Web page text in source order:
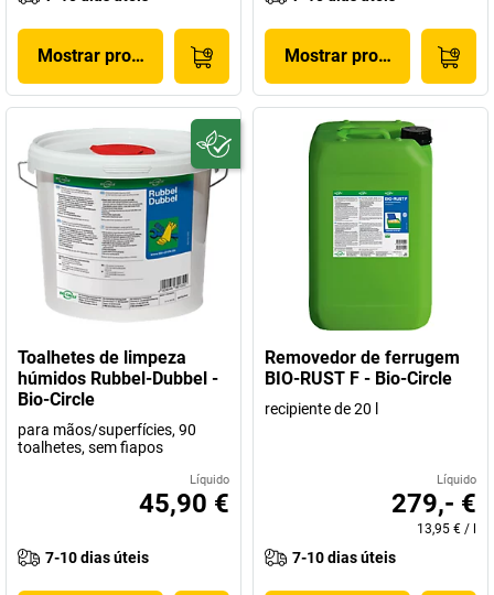
Mostrar produto Mostrar produto
Toalhetes de limpeza
húmidos Rubbel-Dubbel -
Bio-Circle
para mãos/superfícies, 90
toalhetes, sem fiapos
Líquido
45,90 €
7-10 dias úteis
Removedor de ferrugem
BIO-RUST F - Bio-Circle
recipiente de 20 l
Líquido
279,- €
13,95 € /
7-10 dias úteis